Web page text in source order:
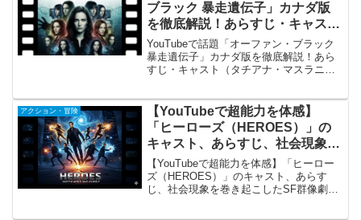
ブラック 暴走遺伝子」カナダ版
を徹底解説！あらすじ・キャスト
（タチアナ・マスラニー）・評価
まとめ
YouTubeで話題「オーファン・ブラック
暴走遺伝子」カナダ版を徹底解説！あら
すじ・キャスト（タチアナ・マスラニ
概要：クローンSFサスペンスの金字塔
『オーファ...
アクション・冒険
【YouTubeで超能力を体感】
「ヒーローズ（HEROES）」の
キャスト、あらすじ、社会現象を
巻き起こしたSF群像劇
【YouTubeで超能力を体感】「ヒーロー
ズ（HEROES）」のキャスト、あらす
じ、社会現象を巻き起こしたSF群像劇